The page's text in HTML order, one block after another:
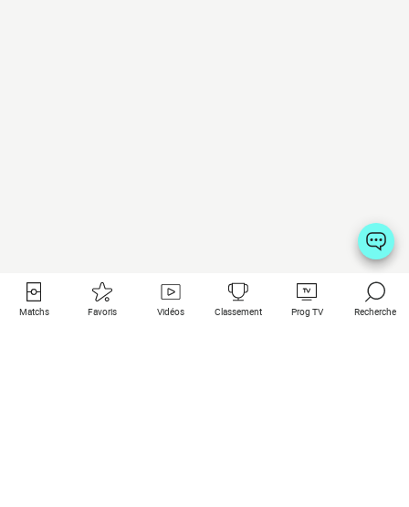
Matchs Favoris Vidéos Classement Prog TV Recherche